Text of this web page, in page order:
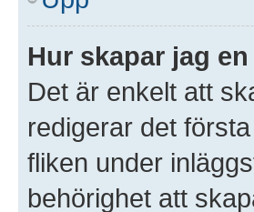
Hur skapar jag
Det är enkelt att
redigerar det
fliken under
behörighet att